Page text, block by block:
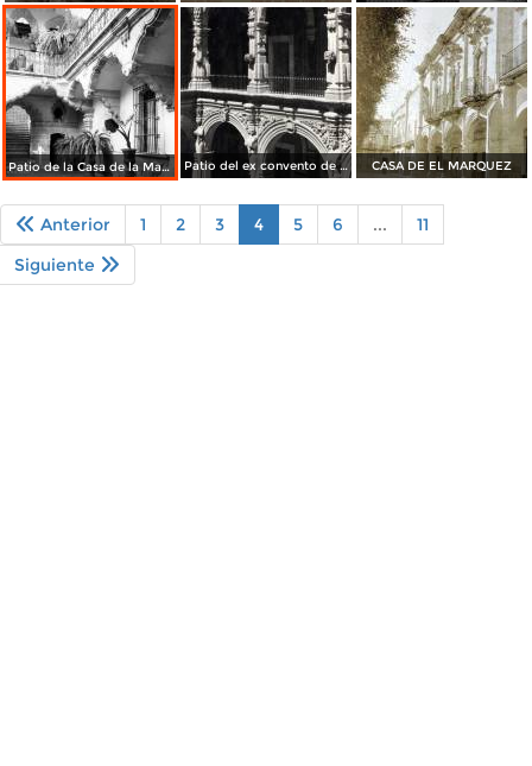
Patio de la Casa de la Marquesa Patio del ex convento de San Agustín CASA DE EL MARQUEZ
Anterior 1 2 3 4 5 6 ...
11
Siguiente